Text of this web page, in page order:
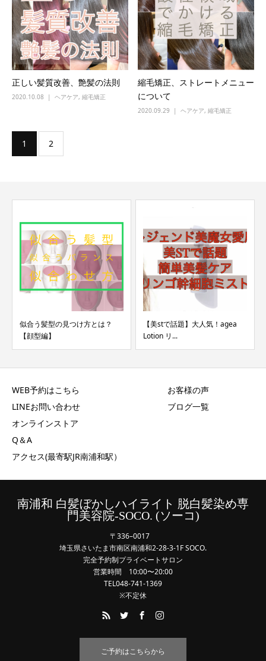
正しい髪質改善、艶髪の法則
2020.10.08 ヘアケア, 縮毛矯正
縮毛矯正、ストレートメニュー
について
2020.09.29 ヘアケア, 縮毛矯正
1 2
似合う髪型の見つけ方とは？
【顔型編】
【美stで話題】大人気！agea
Lotion リ...
WEB予約はこちら
LINEお問い合わせ
オンラインストア
Q＆A
アクセス(最寄駅JR南浦和駅）
お客様の声
ブログ一覧
南浦和 白髪ぼかしハイライト 脱白髪染め専
門美容院-SOCO. (ソーコ)
〒336–0017
埼玉県さいたま市南区南浦和2-28-3-1F SOCO.
完全予約制プライベートサロン
営業時間 10:00〜20:00
TEL048-741-1369
※不定休
ご予約はこちらから